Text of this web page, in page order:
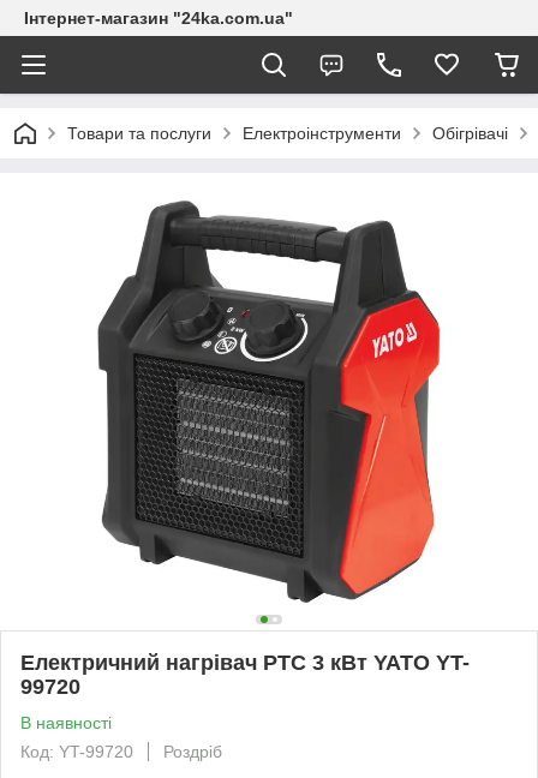
Інтернет-магазин "24ka.com.ua"
Товари та послуги Електроінструменти Обігрівачі
Електричний нагрівач PTC 3 кВт YATO YT-
99720
В наявності
Код: YT-99720
Роздріб